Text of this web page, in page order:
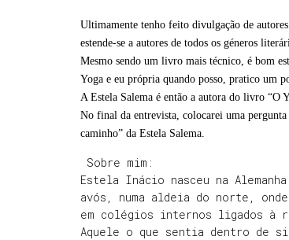
Ultimamente tenho feito divulgação de
estende-se a autores de todos os géneros
Mesmo sendo um livro mais técnico, é bom
Yoga e eu própria quando posso, pratico um
A Estela Salema é então a autora do livro “O
No final da entrevista, colocarei uma
caminho” da Estela Salema.
Sobre mim:
Estela Inácio nasceu na
avós, numa aldeia do norte,
em colégios internos ligados à
Aquele o que sentia dentro de